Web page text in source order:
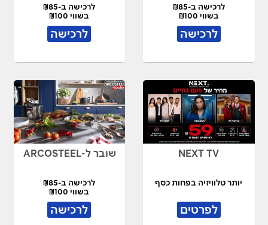
לרכישה ב-₪85
בשווי ₪100
לרכישה
לרכישה ב-₪85
בשווי ₪100
לרכישה
NEXT TV
יותר טלוויזיה בפחות כסף
לפרטים
שובר ל-ARCOSTEEL
לרכישה ב-₪85
בשווי ₪100
לרכישה